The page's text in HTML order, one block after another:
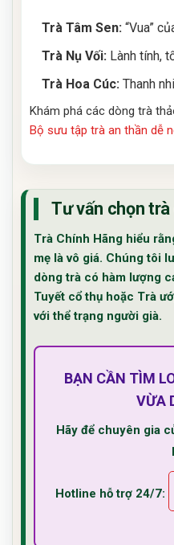
Trà Tâm Sen: “Vua”
Trà Nụ Vối: Lành tính,
Trà Hoa Cúc: Thanh
Khám phá các dòng trà
Bộ sưu tập trà an thần dễ
Tư vấn chọn
Trà Chính Hãng hiểu
mẹ là vô giá. Chúng tôi
dòng trà có hàm lượng
Tuyết cổ thụ hoặc Trà
với thể trạng người già.
BẠN CẦN TÌM
VỪA
Hãy để chuyên gia
Hotline hỗ trợ 24/7: